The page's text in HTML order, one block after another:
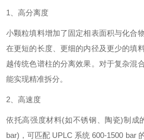
1、高分离度
小颗粒填料增加了固定相表面积与化合
在更短的长度、更细的内径及更少的填
越传统色谱柱的分离效果。对于复杂混
能实现精准拆分。
2、高速度
依托高强度材料(如不锈钢、陶瓷)制成
bar)，可匹配 UPLC 系统 600-1500 bar